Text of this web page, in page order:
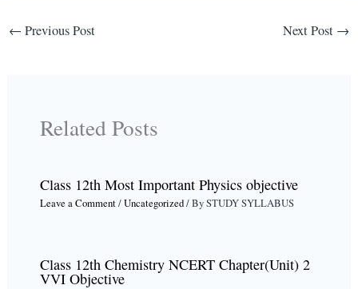
← Previous Post Next Post →
Related Posts
Class 12th Most Important Physics objective
Leave a Comment/Uncategorized/ BySTUDY SYLLABUS
Class 12th Chemistry NCERT Chapter(Unit) 2
VVI Objective